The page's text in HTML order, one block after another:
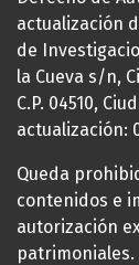
actualización
de
la Cueva s/n,
C.P. 04510,
actualización:
Queda
contenidos e
autorización
patrimoniales.